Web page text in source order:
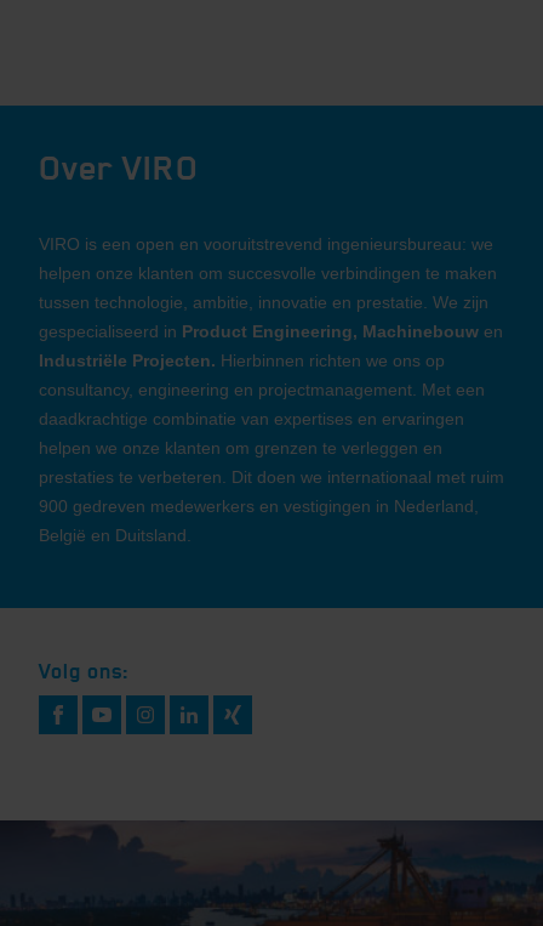
Over VIRO
VIRO is een open en vooruitstrevend ingenieursbureau: we
helpen onze klanten om succesvolle verbindingen te maken
tussen technologie, ambitie, innovatie en prestatie. We zijn
gespecialiseerd in Product Engineering, Machinebouw en
Industriële Projecten. Hierbinnen richten we ons op
consultancy, engineering en projectmanagement. Met een
daadkrachtige combinatie van expertises en ervaringen
helpen we onze klanten om grenzen te verleggen en
prestaties te verbeteren. Dit doen we internationaal met ruim
900 gedreven medewerkers en vestigingen in Nederland,
België en Duitsland.
Volg ons: